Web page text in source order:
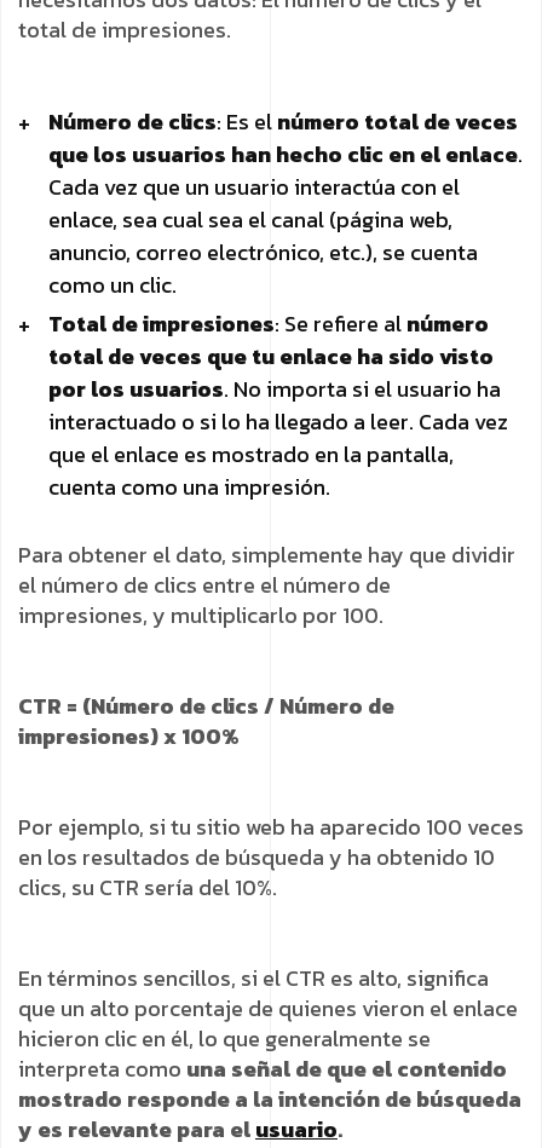
total de impresiones.
Número de clics: Es elnúmero total de veces
que los usuarios han hecho clic en el enlace.
Cada vez que un usuario interactúa con el
enlace, sea cual sea el canal (página web,
anuncio, correo electrónico, etc.), se cuenta
como un clic.
Total de impresiones: Se refiere alnúmero
total de veces que tu enlace ha sido visto
por los usuarios. No importa si el usuario ha
interactuado o si lo ha llegado a leer. Cada vez
que el enlace es mostrado en la pantalla,
cuenta como una impresión.
Para obtener el dato, simplemente hay que dividir
el número de clics entre el número de
impresiones, y multiplicarlo por 100.
CTR = (Número de clics / Número de
impresiones) x 100%
Por ejemplo, si tu sitio web ha aparecido 100 veces
en los resultados de búsqueda y ha obtenido 10
clics, su CTR sería del 10%.
En términos sencillos, si el CTR es alto, significa
que un alto porcentaje de quienes vieron el enlace
hicieron clic en él, lo que generalmente se
interpreta como una señal de que el contenido
mostrado responde a la intención de búsqueda
y es relevante para elusuario.